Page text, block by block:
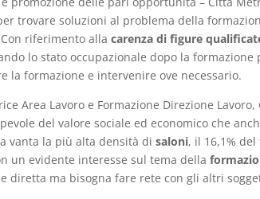
trovare soluzioni al problema della
riferimento allacarenza di figure
lo stato occupazionale dopo la
la formazione e intervenire ove necessario.
Area Lavoro e Formazione Direzione
del valore sociale ed economico che
vanta la più alta densità disaloni, il 16,1%
un evidente interesse sul tema della
diretta ma bisogna fare rete con gli altri